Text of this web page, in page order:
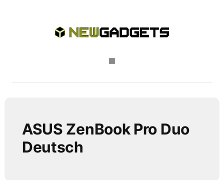
ASUS ZenBook Pro Duo
Deutsch